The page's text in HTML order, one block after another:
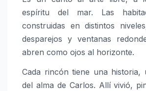
espíritu del mar. Las
construidas en distintos
desparejos y ventanas
abren como ojos al horizonte.
Cada rincón tiene una historia,
del alma de Carlos. Allí vivió,